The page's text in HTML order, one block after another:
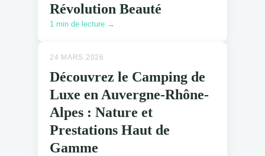
Révolution Beauté
1 min de lecture →
24 MARS 2026
Découvrez le Camping de
Luxe en Auvergne-Rhône-
Alpes : Nature et
Prestations Haut de
Gamme